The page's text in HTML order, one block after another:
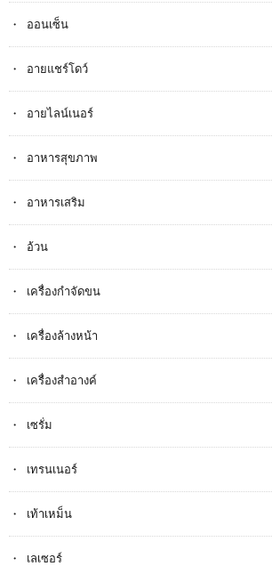
ออนเซ็น
อายแชร์โดว์
อายไลน์เนอร์
อาหารสุขภาพ
อาหารเสริม
อ้วน
เครื่องกำจัดขน
เครื่องล้างหน้า
เครื่องสำอางค์
เซรั่ม
เทรนเนอร์
เท้าเหม็น
เลเซอร์